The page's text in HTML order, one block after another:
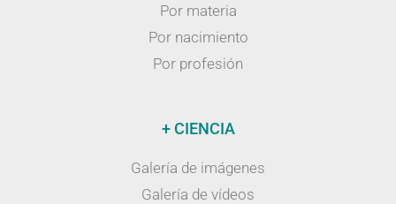
Por materia
Por nacimiento
Por profesión
+ CIENCIA
Galería de imágenes
Galería de vídeos